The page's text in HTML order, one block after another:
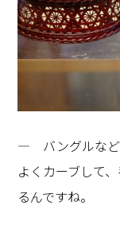
― バングルなど
よくカーブして
るんですね。